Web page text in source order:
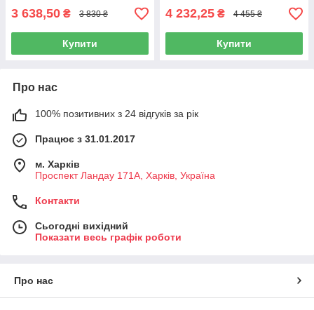
3 638,50 ₴ 3 830 ₴
Купити
4 232,25 ₴ 4 455 ₴
Купити
Про нас
100% позитивних з 24 відгуків за рік
Працює з 31.01.2017
м. Харків
Проспект Ландау 171А, Харків, Україна
Контакти
Сьогодні вихідний
Показати весь графік роботи
Про нас